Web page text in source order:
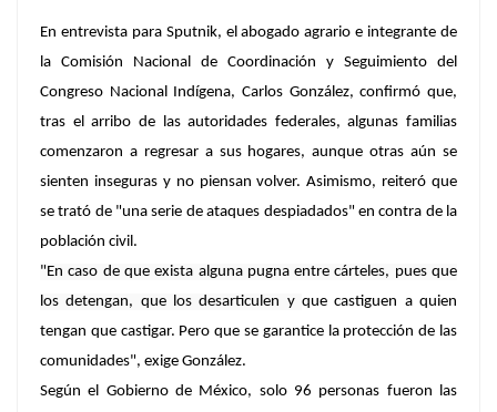
En entrevista para Sputnik, el abogado agrario e integrante de
la Comisión Nacional de Coordinación y Seguimiento del
Congreso Nacional Indígena, Carlos González, confirmó que,
tras el arribo de las autoridades federales, algunas familias
comenzaron a regresar a sus hogares, aunque otras aún se
sienten inseguras y no piensan volver. Asimismo, reiteró que
se trató de "una serie de ataques despiadados" en contra de la
población civil.
"En caso de que exista alguna pugna entre cárteles, pues que
los detengan, que los desarticulen y que castiguen a quien
tengan que castigar. Pero que se garantice la protección de las
comunidades", exige González.
Según el Gobierno de México, solo 96 personas fueron las